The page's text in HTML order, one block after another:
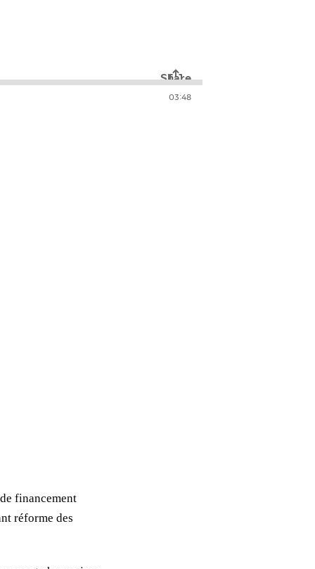
financement
réforme des